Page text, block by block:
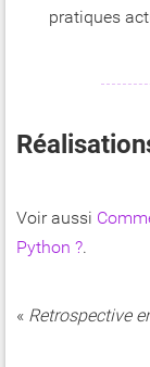
pratiques
Voir aussi
Python ?.
« Retrospective